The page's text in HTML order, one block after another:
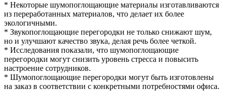
* Некоторые шумопоглощающие материалы изготавливаются
из переработанных материалов, что делает их более
экологичными.
* Звукопоглощающие перегородки не только снижают шум,
но и улучшают качество звука, делая речь более четкой.
* Исследования показали, что шумопоглощающие
перегородки могут снизить уровень стресса и повысить
настроение сотрудников.
* Шумопоглощающие перегородки могут быть изготовлены
на заказ в соответствии с конкретными потребностями офиса.